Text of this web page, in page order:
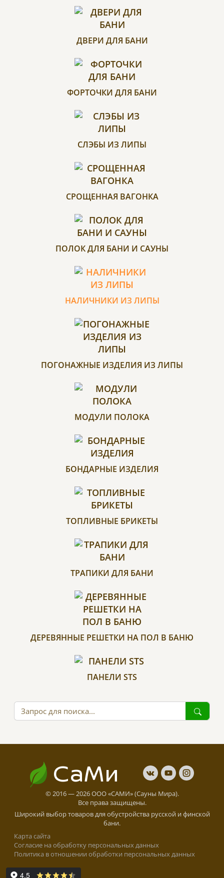
ДВЕРИ ДЛЯ БАНИ
ФОРТОЧКИ ДЛЯ БАНИ
СЛЭБЫ ИЗ ЛИПЫ
СРОЩЕННАЯ ВАГОНКА
ПОЛОК ДЛЯ БАНИ И САУНЫ
НАЛИЧНИКИ ИЗ ЛИПЫ
ПОГОНАЖНЫЕ ИЗДЕЛИЯ ИЗ ЛИПЫ
МОДУЛИ ПОЛОКА
БОНДАРНЫЕ ИЗДЕЛИЯ
ТОПЛИВНЫЕ БРИКЕТЫ
ТРАПИКИ ДЛЯ БАНИ
ДЕРЕВЯННЫЕ РЕШЕТКИ НА ПОЛ В БАНЮ
ПАНЕЛИ STS
СаМи
© 2016 — 2026 ООО «САМИ» (Сауны Мира).
Все права защищены.
Широкий выбор товаров для обустройства русской и финской
бани.
Карта сайта
Cогласие на обработку персональных данных
Политика в отношении обработки персональных данных